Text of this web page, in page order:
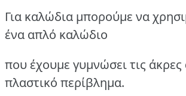
Για καλώδια μπορούμε να
ένα απλό καλώδιο
που έχουμε γυμνώσει τις
πλαστικό περίβλημα.